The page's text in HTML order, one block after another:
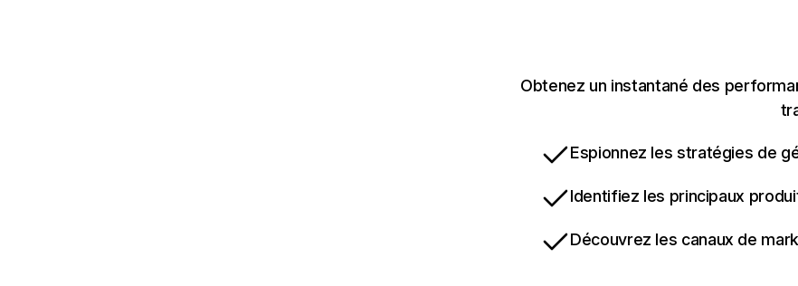
Obtenez un instantané des
Espionnez les stratégies de
Identifiez les principaux
Découvrez les canaux de